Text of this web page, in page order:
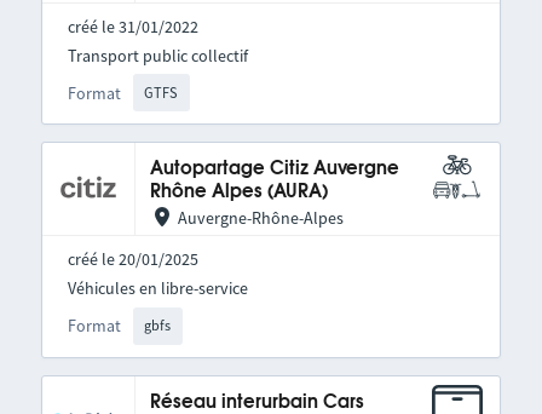
créé le 31/01/2022
Format GTFS
Transport public collectif
Autopartage Citiz Auvergne
Rhône Alpes (AURA)
Auvergne-Rhône-Alpes
créé le 20/01/2025
Format gbfs
Véhicules en libre-service
Réseau interurbain Cars